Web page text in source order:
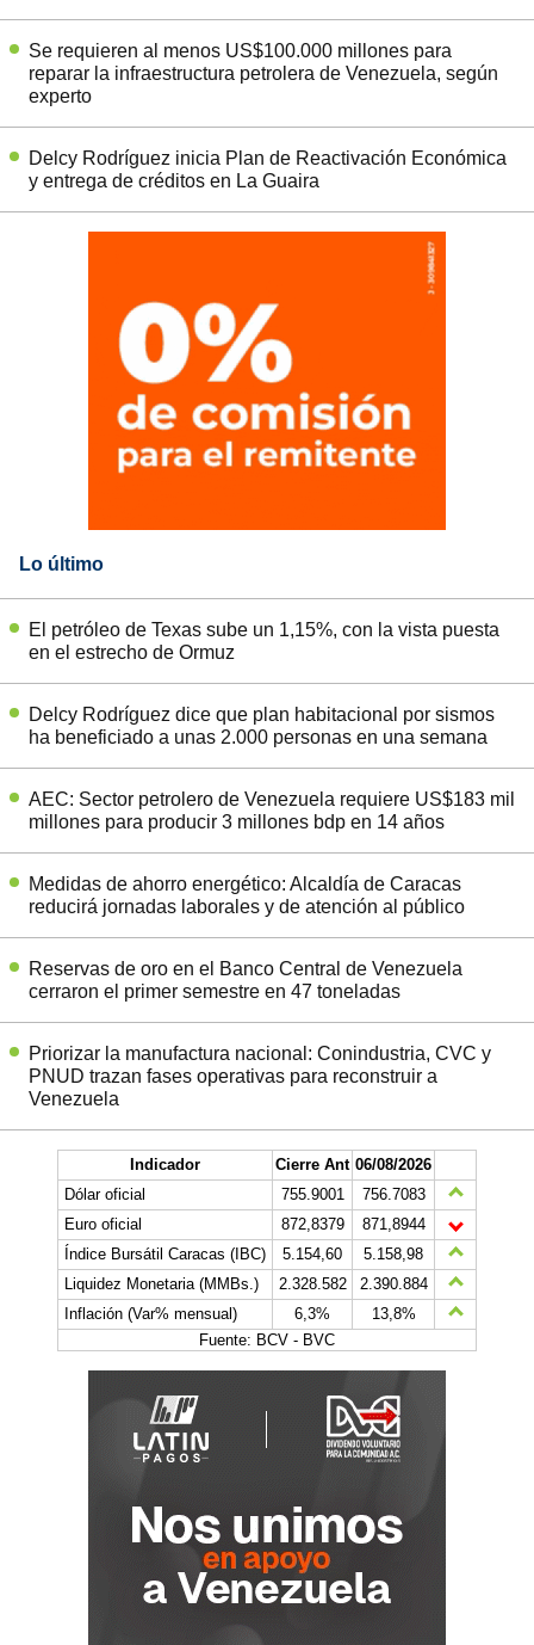
Se requieren al menos US$100.000 millones para
reparar la infraestructura petrolera de Venezuela, según
experto
Delcy Rodríguez inicia Plan de Reactivación Económica
y entrega de créditos en La Guaira
Lo último
El petróleo de Texas sube un 1,15%, con la vista puesta
en el estrecho de Ormuz
Delcy Rodríguez dice que plan habitacional por sismos
ha beneficiado a unas 2.000 personas en una semana
AEC: Sector petrolero de Venezuela requiere US$183 mil
millones para producir 3 millones bdp en 14 años
Medidas de ahorro energético: Alcaldía de Caracas
reducirá jornadas laborales y de atención al público
Reservas de oro en el Banco Central de Venezuela
cerraron el primer semestre en 47 toneladas
Priorizar la manufactura nacional: Conindustria, CVC y
PNUD trazan fases operativas para reconstruir a
Venezuela
Indicador Cierre Ant 06/08/2026
Dólar oficial
755.9001
756.7083
Euro oficial
872,8379
871,8944
Índice Bursátil Caracas (IBC)
5.154,60
5.158,98
Liquidez Monetaria (MMBs.)
2.328.582
2.390.884
Inflación (Var% mensual)
6,3%
13,8%
Fuente: BCV - BVC